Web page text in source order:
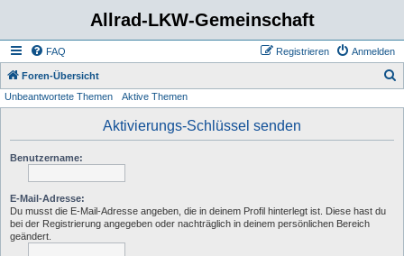
Allrad-LKW-Gemeinschaft
FAQ Anmelden
Registrieren
Foren-Übersicht
Unbeantwortete Themen Aktive Themen
Aktivierungs-Schlüssel senden
Benutzername:
E-Mail-Adresse:
Du musst die E-Mail-Adresse angeben, die in deinem Profil hinterlegt ist. Diese hast du
bei der Registrierung angegeben oder nachträglich in deinem persönlichen Bereich
geändert.